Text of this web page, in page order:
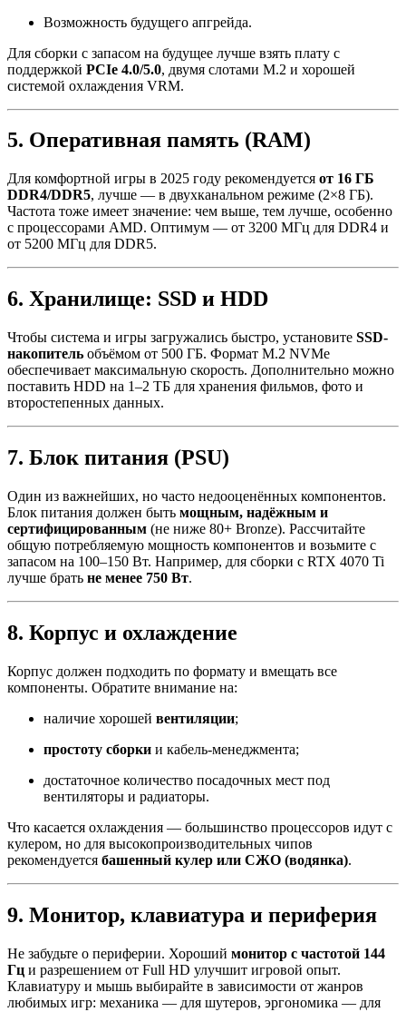
Возможность будущего апгрейда.
Для сборки с запасом на будущее лучше взять плату с
поддержкой PCIe 4.0/5.0, двумя слотами M.2 и хорошей
системой охлаждения VRM.
5. Оперативная память (RAM)
Для комфортной игры в 2025 году рекомендуется от 16 ГБ
DDR4/DDR5, лучше — в двухканальном режиме (2×8 ГБ).
Частота тоже имеет значение: чем выше, тем лучше, особенно
с процессорами AMD. Оптимум — от 3200 МГц для DDR4 и
от 5200 МГц для DDR5.
6. Хранилище: SSD и HDD
Чтобы система и игры загружались быстро, установите SSD-
накопитель объёмом от 500 ГБ. Формат M.2 NVMe
обеспечивает максимальную скорость. Дополнительно можно
поставить HDD на 1–2 ТБ для хранения фильмов, фото и
второстепенных данных.
7. Блок питания (PSU)
Один из важнейших, но часто недооценённых компонентов.
Блок питания должен быть мощным, надёжным и
сертифицированным (не ниже 80+ Bronze). Рассчитайте
общую потребляемую мощность компонентов и возьмите с
запасом на 100–150 Вт. Например, для сборки с RTX 4070 Ti
лучше брать не менее 750 Вт.
8. Корпус и охлаждение
Корпус должен подходить по формату и вмещать все
компоненты. Обратите внимание на:
наличие хорошей вентиляции;
простоту сборки и кабель-менеджмента;
достаточное количество посадочных мест под
вентиляторы и радиаторы.
Что касается охлаждения — большинство процессоров идут с
кулером, но для высокопроизводительных чипов
рекомендуется башенный кулер или СЖО (водянка).
9. Монитор, клавиатура и периферия
Не забудьте о периферии. Хороший монитор с частотой 144
Гц и разрешением от Full HD улучшит игровой опыт.
Клавиатуру и мышь выбирайте в зависимости от жанров
любимых игр: механика — для шутеров, эргономика — для